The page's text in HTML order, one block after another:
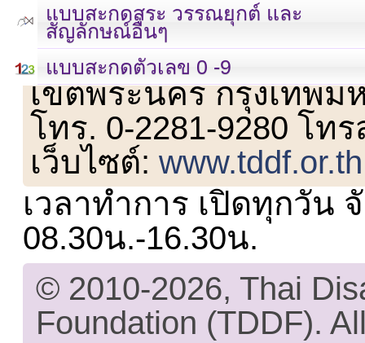
แบบสะกดสระ วรรณยุกต์ และ
สัญลักษณ์อื่นๆ
แบบสะกดตัวเลข 0 -9
เลขที่ 23 ชั้น 2 ถนนวิ
เขตพระนคร กรุงเทพม
โทร. 0-2281-9280 โท
เว็บไซต์:www.tddf.or.th
เวลาทำการ เปิดทุกวัน
08.30น.-16.30น.
© 2010-2026, Thai
Foundation (TDDF).